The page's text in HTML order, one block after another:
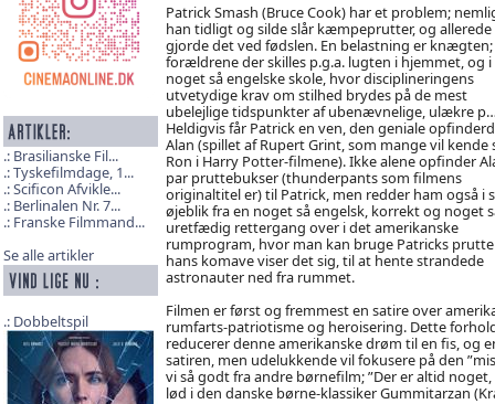
Brasilianske Fil...
Tyskefilmdage, 1...
Scificon Afvikle...
Berlinalen Nr. 7...
Franske Filmmand...
Se alle artikler
Dobbeltspil
Patrick Smash (Bruce Cook) har et problem;
han tidligt og silde slår kæmpeprutter, og allerede
gjorde det ved fødslen. En belastning er
forældrene der skilles p.g.a. lugten i hjemmet, og i
noget så engelske skole, hvor disciplineringens
utvetydige krav om stilhed brydes på de mest
ubelejlige tidspunkter af ubenævnelige, ulækre
Heldigvis får Patrick en ven, den geniale
Alan (spillet af Rupert Grint, som mange vil kende
Ron i Harry Potter-filmene). Ikke alene opfinder
par pruttebukser (thunderpants som filmens
originaltitel er) til Patrick, men redder ham også i
øjeblik fra en noget så engelsk, korrekt og noget
uretfædig rettergang over i det amerikanske
rumprogram, hvor man kan bruge Patricks
hans komave viser det sig, til at hente strandede
astronauter ned fra rummet.
Filmen er først og fremmest en satire over
rumfarts-patriotisme og heroisering. Dette
reducerer denne amerikanske drøm til en fis, og
satiren, men udelukkende vil fokusere på den
vi så godt fra andre børnefilm; ”Der er altid
lød i den danske børne-klassiker Gummitarzan